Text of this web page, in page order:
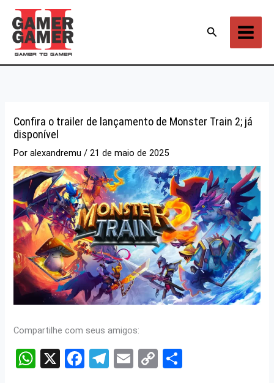
para
conteúdo
Pesquisar
Confira o trailer de lançamento de Monster Train 2; já
disponível
Poralexandremu/21 de maio de 2025
Compartilhe com seus amigos:
W X
F
T
E
C